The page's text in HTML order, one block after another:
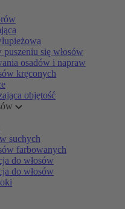
się włosów
osadów i napraw
kręconych
objętość
suchych
farbowanych
do włosów
do włosów